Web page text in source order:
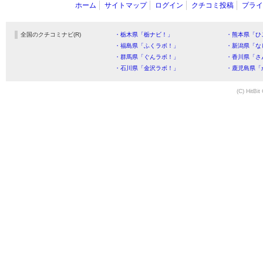
ホーム サイトマップ ログイン クチコミ投稿 プラ
全国のクチコミナビ(R) ・栃木県「栃ナビ！」
・熊本県「
・福島県「ふくラボ！」
・新潟県「
・群馬県「ぐんラボ！」
・香川県「
・石川県「金沢ラボ！」
・鹿児島県
(C) HitBit